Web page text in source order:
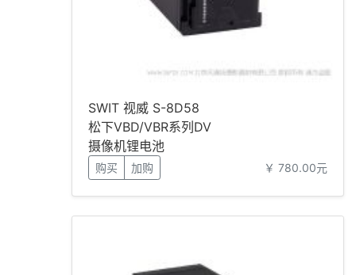
SWIT 视威 S-8D58
松下VBD/VBR系列DV
摄像机锂电池
购买 加购 ￥ 780.00元